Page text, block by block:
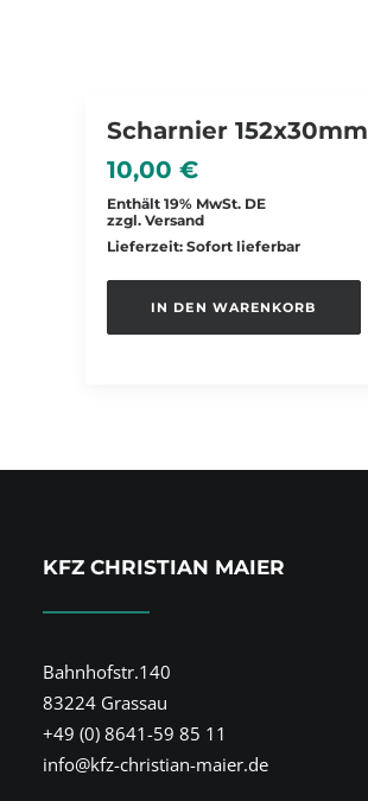
Scharnier 152x30mm
10,00 €
Enthält 19% MwSt. DE
zzgl. Versand
Lieferzeit: Sofort lieferbar
IN DEN WARENKORB
KFZ CHRISTIAN MAIER
Bahnhofstr.140
83224 Grassau
+49 (0) 8641-59 85 11
info@kfz-christian-maier.de